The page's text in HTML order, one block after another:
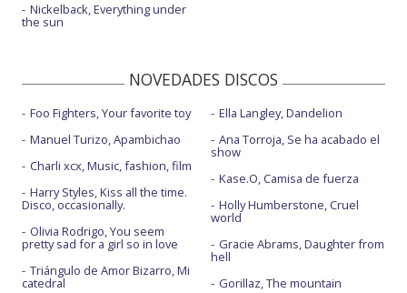
Nickelback, Everything under
the sun
NOVEDADES DISCOS
Foo Fighters, Your favorite toy
Manuel Turizo, Apambichao
Charli xcx, Music, fashion, film
Harry Styles, Kiss all the time.
Disco, occasionally.
Olivia Rodrigo, You seem
pretty sad for a girl so in love
Triángulo de Amor Bizarro, Mi
catedral
Ella Langley, Dandelion
Ana Torroja, Se ha acabado el
show
Kase.O, Camisa de fuerza
Holly Humberstone, Cruel
world
Gracie Abrams, Daughter from
hell
Gorillaz, The mountain